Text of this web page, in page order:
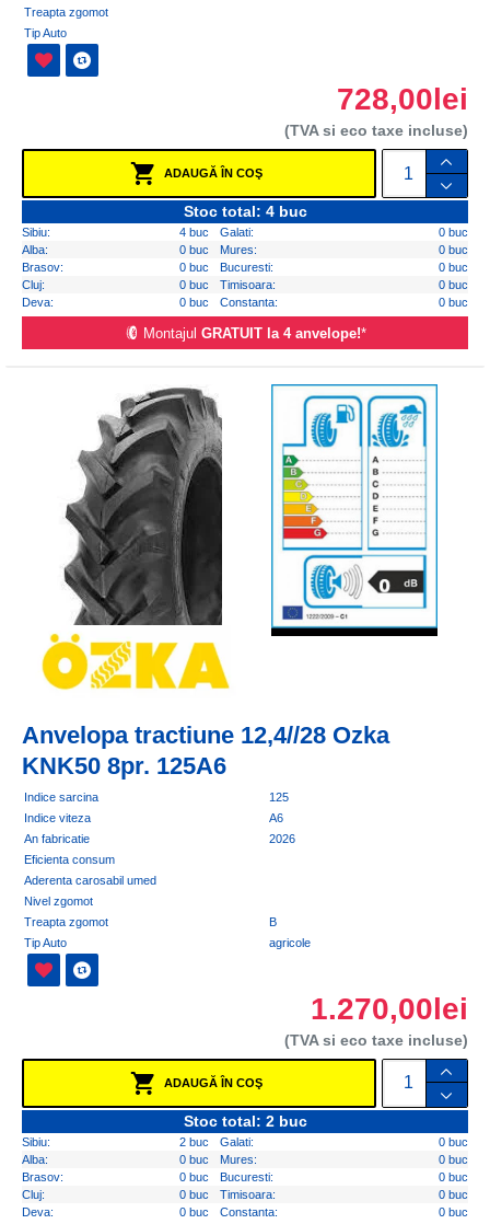
Treapta zgomot
Tip Auto
728,00lei
(TVA si eco taxe incluse)
ADAUGĂ ÎN COŞ
Stoc total: 4 buc
Sibiu: 4 buc Galati:
0 buc
Alba:
0 buc Mures:
0 buc
Brasov:
0 buc Bucuresti:
0 buc
Cluj:
0 buc Timisoara:
0 buc
Deva:
0 buc Constanta: 0 buc
Montajul GRATUIT la 4 anvelope!*
Anvelopa tractiune 12,4//28 Ozka
KNK50 8pr. 125A6
Indice sarcina
125
Indice viteza
A6
An fabricatie
2026
Eficienta consum
Aderenta carosabil umed
Nivel zgomot
Treapta zgomot
B
Tip Auto
agricole
1.270,00lei
(TVA si eco taxe incluse)
ADAUGĂ ÎN COŞ
Stoc total: 2 buc
Sibiu: 2 buc Galati:
0 buc
Alba:
0 buc Mures:
0 buc
Brasov:
0 buc Bucuresti:
0 buc
Cluj:
0 buc Timisoara:
0 buc
Deva:
0 buc Constanta: 0 buc